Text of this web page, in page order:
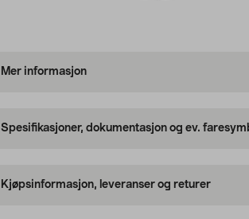
Mer informasjon
Spesifikasjoner, dokumentasjon og ev.
Kjøpsinformasjon, leveranser og returer